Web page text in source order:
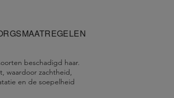
beschadigd haar.
waardoor zachtheid,
en de soepelheid